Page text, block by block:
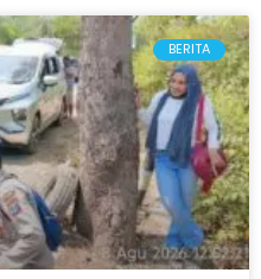
BERITA